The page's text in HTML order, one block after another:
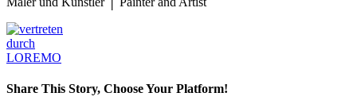
Share This Story, Choose Your Platform!